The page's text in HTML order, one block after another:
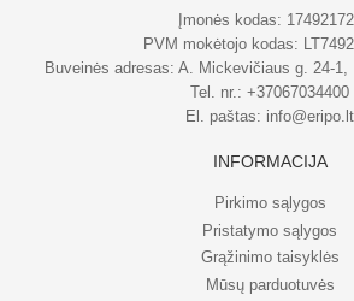
Įmonės kodas:
PVM mokėtojo kodas:
Buveinės adresas: A. Mickevičiaus g. 24-1,
Tel. nr.: +37067034400
El. paštas: info@eripo.lt
INFORMACIJA
Pirkimo sąlygos
Pristatymo sąlygos
Grąžinimo taisyklės
Mūsų parduotuvės